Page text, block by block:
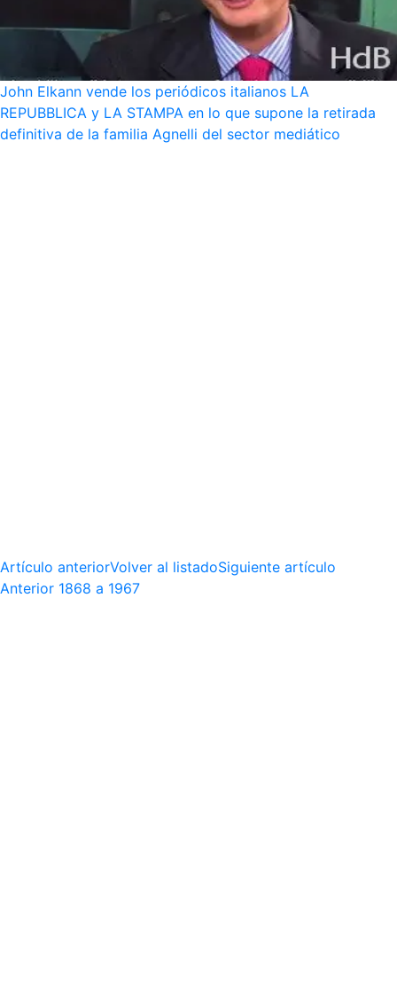
John Elkann vende los periódicos italianos LA
REPUBBLICA y LA STAMPA en lo que supone la retirada
definitiva de la familia Agnelli del sector mediático
Artículo anteriorVolver al listadoSiguiente artículo
Anterior 1868 a 1967